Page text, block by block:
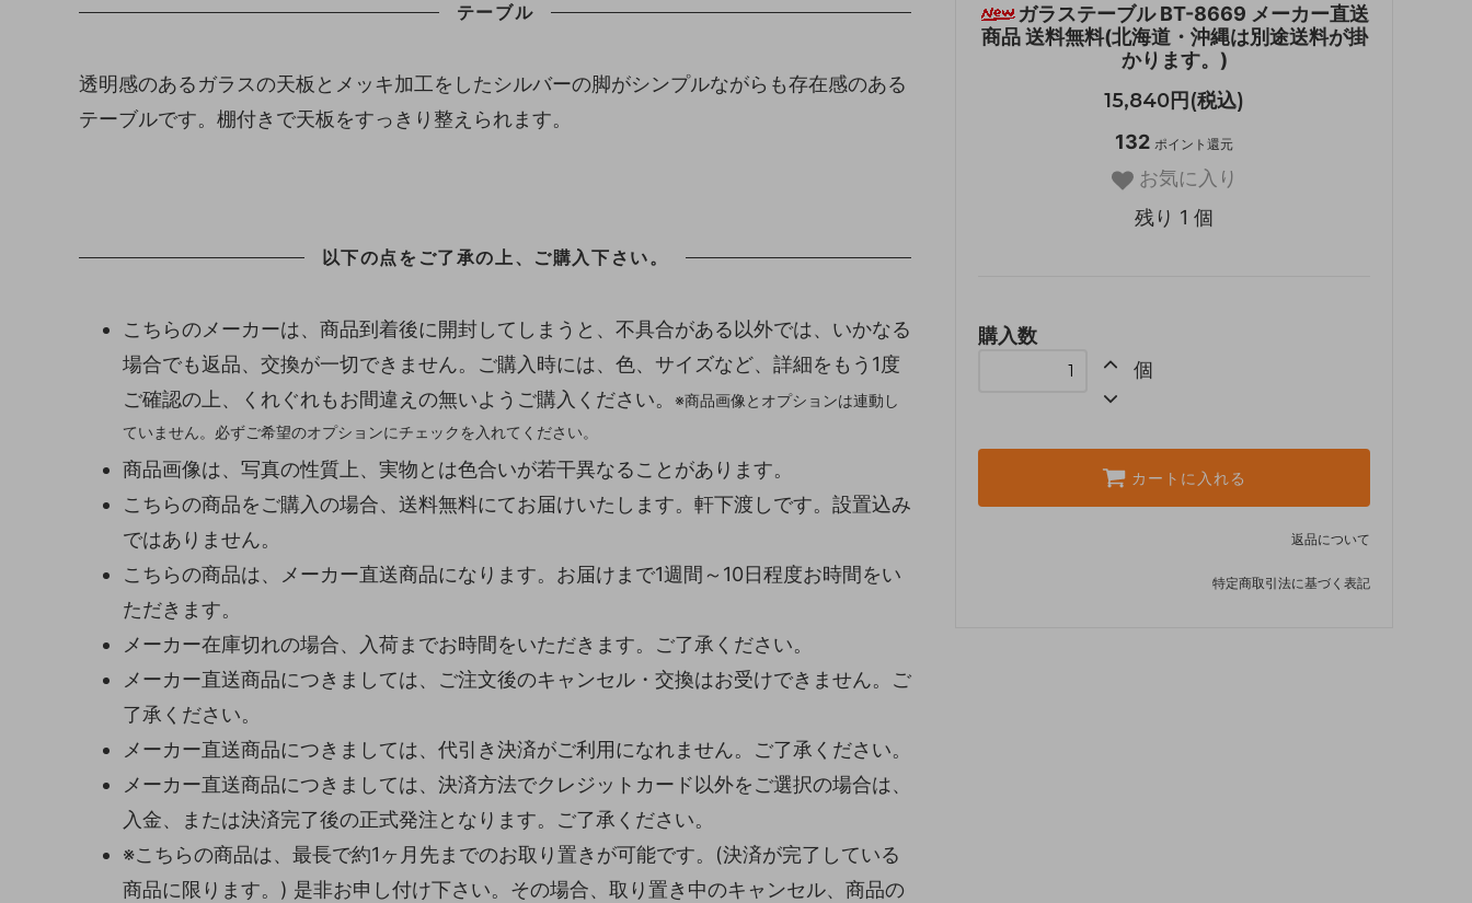
ガラステーブル BT-8669 メーカー直送
商品 送料無料(北海道・沖縄は別途送料が掛
かります。)
15,840円(税込)
132 ポイント還元
お気に入り
残り 1 個
購入数
個
カートに入れる
返品について
特定商取引法に基づく表記
テーブル
透明感のあるガラスの天板とメッキ加工をしたシルバーの脚がシンプルながらも存在感のある
テーブルです。棚付きで天板をすっきり整えられます。
以下の点をご了承の上、ご購入下さい。
こちらのメーカーは、商品到着後に開封してしまうと、不具合がある以外では、いかなる
場合でも返品、交換が一切できません。ご購入時には、色、サイズなど、詳細をもう1度
ご確認の上、くれぐれもお間違えの無いようご購入ください。
※商品画像とオプションは連動し
ていません。必ずご希望のオプションにチェックを入れてください。
商品画像は、写真の性質上、実物とは色合いが若干異なることがあります。
こちらの商品をご購入の場合、送料無料にてお届けいたします。軒下渡しです。設置込み
ではありません。
こちらの商品は、メーカー直送商品になります。お届けまで1週間～10日程度お時間をい
ただきます。
メーカー在庫切れの場合、入荷までお時間をいただきます。ご了承ください。
メーカー直送商品につきましては、ご注文後のキャンセル・交換はお受けできません。ご
了承ください。
メーカー直送商品につきましては、代引き決済がご利用になれません。ご了承ください。
メーカー直送商品につきましては、決済方法でクレジットカード以外をご選択の場合は、
入金、または決済完了後の正式発注となります。ご了承ください。
※こちらの商品は、最長で約1ヶ月先までのお取り置きが可能です。(決済が完了している
商品に限ります。) 是非お申し付け下さい。その場合、取り置き中のキャンセル、商品の